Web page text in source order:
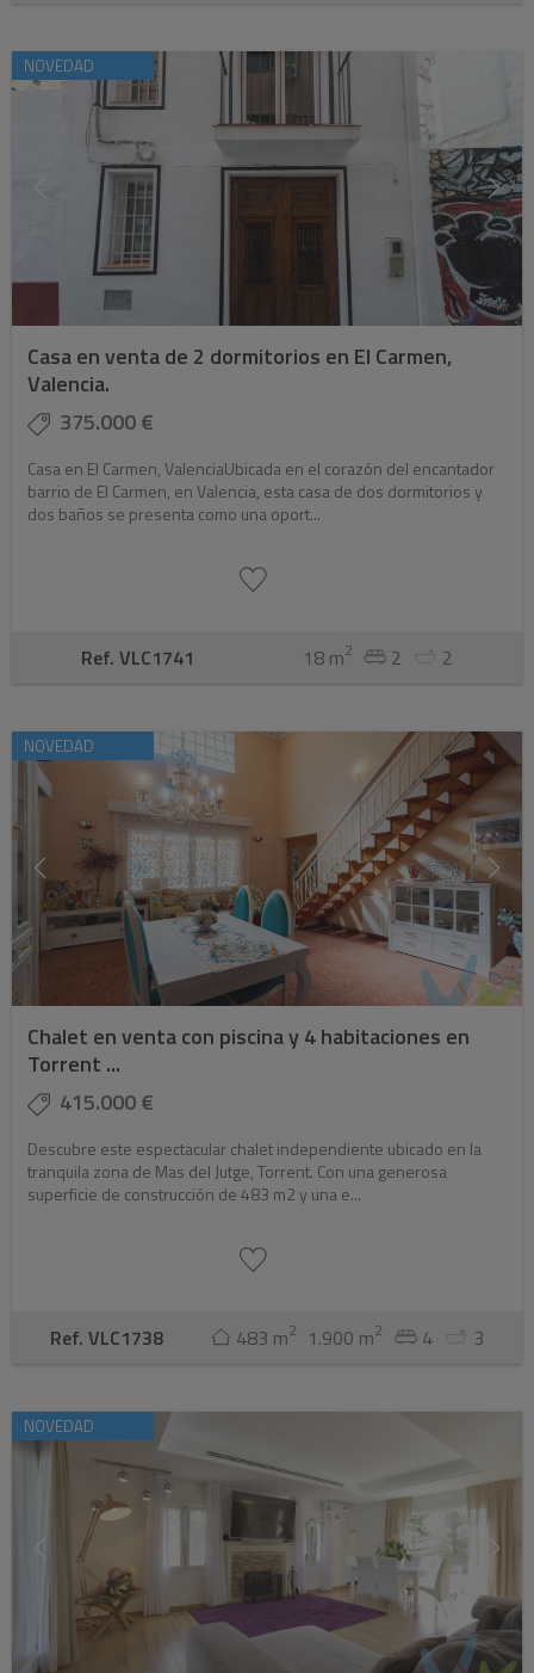
NOVEDAD
Casa en venta de 2 dormitorios en El Carmen,
Valencia.
375.000 €
Casa en El Carmen, ValenciaUbicada en el corazón del encantador
barrio de El Carmen, en Valencia, esta casa de dos dormitorios y
dos baños se presenta como una oport...
Ref. VLC1741 18 m2 2 2
NOVEDAD
Chalet en venta con piscina y 4 habitaciones en
Torrent ...
415.000 €
Descubre este espectacular chalet independiente ubicado en la
tranquila zona de Mas del Jutge, Torrent. Con una generosa
superficie de construcción de 483 m2 y una e...
Ref. VLC1738 483 m2 1.900 m2 4 3
NOVEDAD